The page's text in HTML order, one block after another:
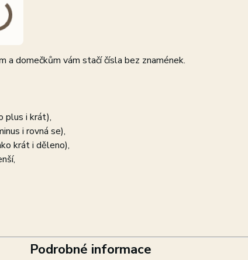
a domečkům vám stačí čísla bez znamének.
plus i krát),
i rovná se),
krát i děleno),
Podrobné informace